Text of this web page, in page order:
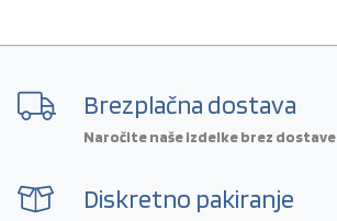
Brezplačna dostava
Naročite naše izdelke brez dostave
Diskretno pakiranje